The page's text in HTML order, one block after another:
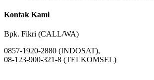
Kontak Kami
Bpk. Fikri (CALL/WA)
0857-1920-2880 (INDOSAT),
08-123-900-321-8 (TELKOMSEL)